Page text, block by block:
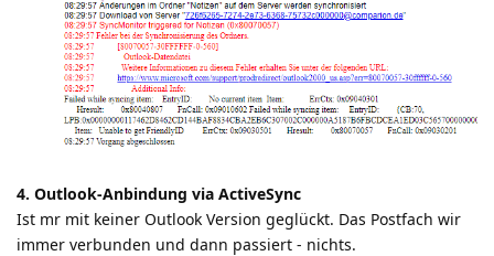
4. Outlook-Anbindung via ActiveSync
Ist mr mit keiner Outlook Version geglückt. Das Postfach wir
immer verbunden und dann passiert - nichts.